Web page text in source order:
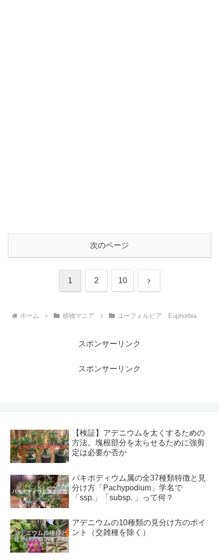
次のページ
1 2 10 次
ホーム 植物マニア ユーフォルビア Euphorbia
スポンサーリンク
スポンサーリンク
【検証】アデニウムを太くするための
方法。塊根部分を太らせるために強剪
定は必要か否か
パキポディウム属の全37種類特徴と見
分け方「Pachypodium」学名で
「ssp.」「subsp. 」って何？
アデニウムの10種類の見分け方のポイ
ント（交雑種を除く）